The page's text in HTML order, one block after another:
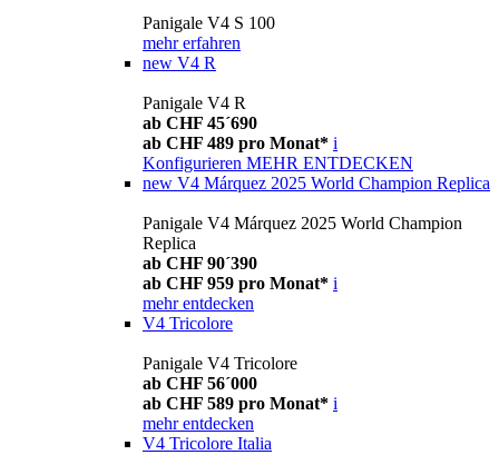
Panigale V4 S 100
mehr erfahren
new V4 R
Panigale V4 R
ab CHF 45´690
ab CHF 489 pro Monat* i
Konfigurieren MEHR ENTDECKEN
new V4 Márquez 2025 World Champion Replica
Panigale V4 Márquez 2025 World Champion
Replica
ab CHF 90´390
ab CHF 959 pro Monat* i
mehr entdecken
V4 Tricolore
Panigale V4 Tricolore
ab CHF 56´000
ab CHF 589 pro Monat* i
mehr entdecken
V4 Tricolore Italia